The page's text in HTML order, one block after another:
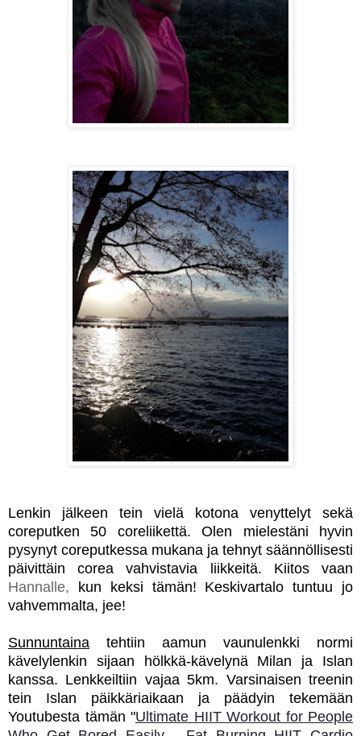
Lenkin jälkeen tein vielä kotona venyttelyt sekä
coreputken 50 coreliikettä. Olen mielestäni hyvin
pysynyt coreputkessa mukana ja tehnyt säännöllisesti
päivittäin corea vahvistavia liikkeitä. Kiitos vaan
Hannalle, kun keksi tämän! Keskivartalo tuntuu jo
vahvemmalta, jee!
Sunnuntaina tehtiin aamun vaunulenkki normi
kävelylenkin sijaan hölkkä-kävelynä Milan ja Islan
kanssa. Lenkkeiltiin vajaa 5km. Varsinaisen treenin
tein Islan päikkäriaikaan ja päädyin tekemään
Youtubesta tämän "Ultimate HIIT Workout for People